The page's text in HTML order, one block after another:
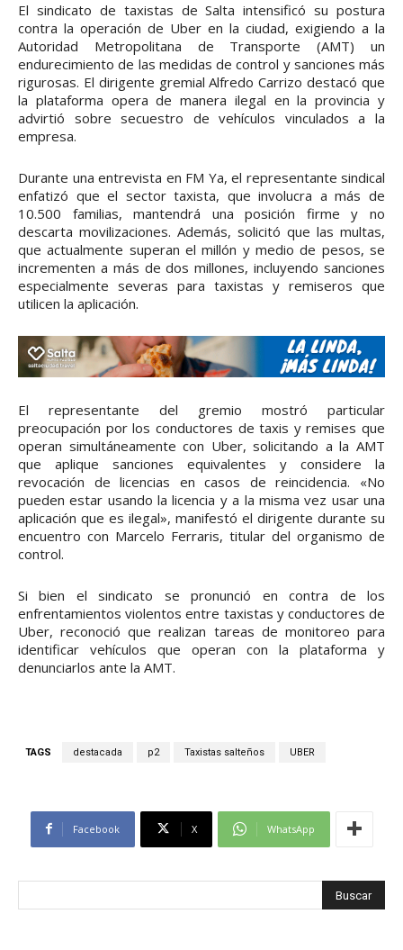
El sindicato de taxistas de Salta intensificó su postura
contra la operación de Uber en la ciudad, exigiendo a la
Autoridad Metropolitana de Transporte (AMT) un
endurecimiento de las medidas de control y sanciones más
rigurosas. El dirigente gremial Alfredo Carrizo destacó que
la plataforma opera de manera ilegal en la provincia y
advirtió sobre secuestro de vehículos vinculados a la
empresa.
Durante una entrevista en FM Ya, el representante sindical
enfatizó que el sector taxista, que involucra a más de
10.500 familias, mantendrá una posición firme y no
descarta movilizaciones. Además, solicitó que las multas,
que actualmente superan el millón y medio de pesos, se
incrementen a más de dos millones, incluyendo sanciones
especialmente severas para taxistas y remiseros que
utilicen la aplicación.
El representante del gremio mostró particular
preocupación por los conductores de taxis y remises que
operan simultáneamente con Uber, solicitando a la AMT
que aplique sanciones equivalentes y considere la
revocación de licencias en casos de reincidencia. «No
pueden estar usando la licencia y a la misma vez usar una
aplicación que es ilegal», manifestó el dirigente durante su
encuentro con Marcelo Ferraris, titular del organismo de
control.
Si bien el sindicato se pronunció en contra de los
enfrentamientos violentos entre taxistas y conductores de
Uber, reconoció que realizan tareas de monitoreo para
identificar vehículos que operan con la plataforma y
denunciarlos ante la AMT.
TAGS destacada p2 Taxistas salteños UBER
Facebook X WhatsApp